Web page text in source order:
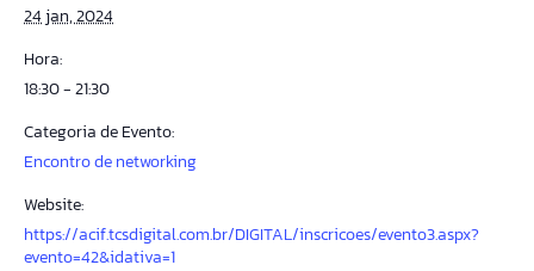
24 jan, 2024
Hora:
18:30 - 21:30
Categoria de Evento:
Encontro de networking
Website:
https://acif.tcsdigital.com.br/DIGITAL/inscricoes/evento3.aspx?
evento=42&idativa=1